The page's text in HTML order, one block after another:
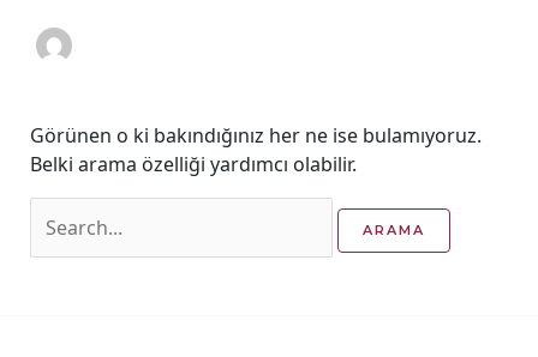
Görünen o ki bakındığınız her ne ise bulamıyoruz.
Belki arama özelliği yardımcı olabilir.